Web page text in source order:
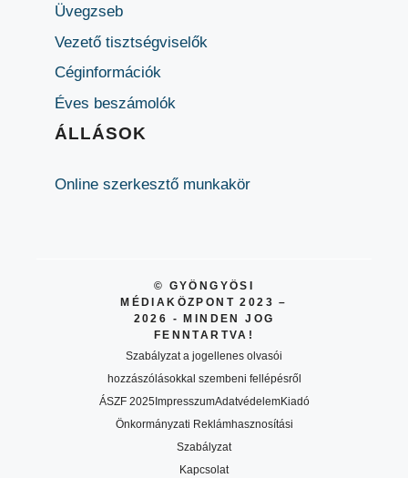
Üvegzseb
Vezető tisztségviselők
Céginformációk
Éves beszámolók
ÁLLÁSOK
Online szerkesztő munkakör
© GYÖNGYÖSI
MÉDIAKÖZPONT 2023 –
2026 - MINDEN JOG
FENNTARTVA!
Szabályzat a jogellenes olvasói
hozzászólásokkal szembeni fellépésről
ÁSZF 2025ImpresszumAdatvédelemKiadó
Önkormányzati Reklámhasznosítási
Szabályzat
Kapcsolat